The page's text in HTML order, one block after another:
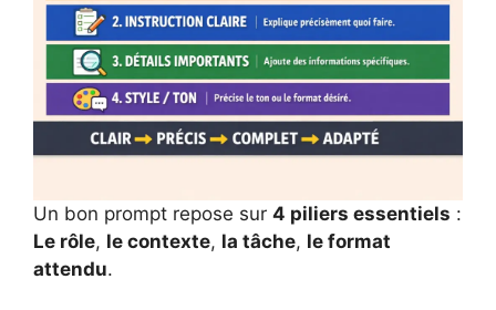
Un bon prompt repose sur 4 piliers essentiels :
Le rôle, le contexte, la tâche, le format
attendu.